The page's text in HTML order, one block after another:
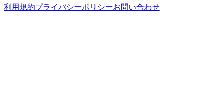
利用規約プライバシーポリシーお問い合わせ